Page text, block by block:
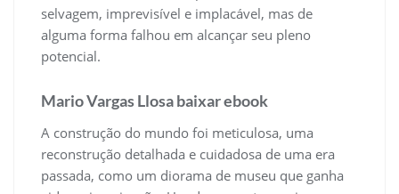
selvagem, imprevisível e implacável, mas de
alguma forma falhou em alcançar seu pleno
potencial.
Mario Vargas Llosa baixar ebook
A construção do mundo foi meticulosa, uma
reconstrução detalhada e cuidadosa de uma era
passada, como um diorama de museu que ganha